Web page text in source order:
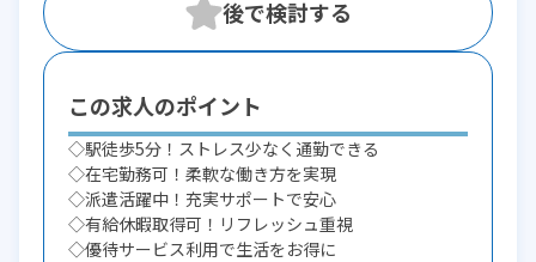
この求人のポイント
◇駅徒歩5分！ストレス少なく通勤できる
◇在宅勤務可！柔軟な働き方を実現
◇派遣活躍中！充実サポートで安心
◇有給休暇取得可！リフレッシュ重視
◇優待サービス利用で生活をお得に